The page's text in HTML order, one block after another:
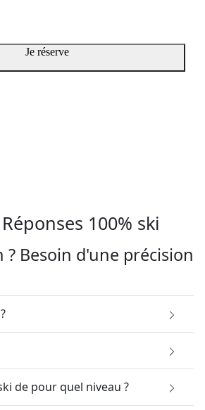
Je réserve
100% ski
? Besoin d'une précision
de pour quel niveau ?